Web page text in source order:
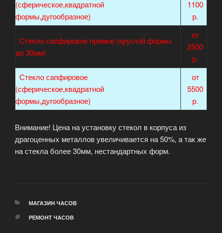
(сферическое,квадратной
формы,дугообразное)
1100
р.
Стекло сапфировое прямое (круглой формы
до 30мм)
от
2500
р.
Стекло сапфировое
(сферическое,квадратной
формы,дугообразное)
от
5500
р.
Внимание! Цена на установку стекол в корпуса из
драгоценных металлов увеличивается на 50%, а так же
на стекла более 30мм, нестандартных форм.
РУБРИКИ
МАГАЗИН ЧАСОВ
МЕТКИ
РЕМОНТ ЧАСОВ